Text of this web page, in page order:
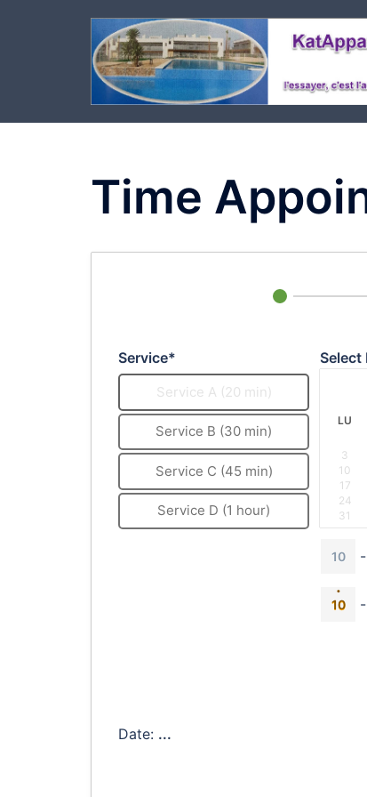
Time
Service*
Service A (20 min)
Service B (30 min)
Service C (45 min)
Service D (1 hour)
Select
LU
3
10
17
24
31
10 -
·
10 -
Date: ...